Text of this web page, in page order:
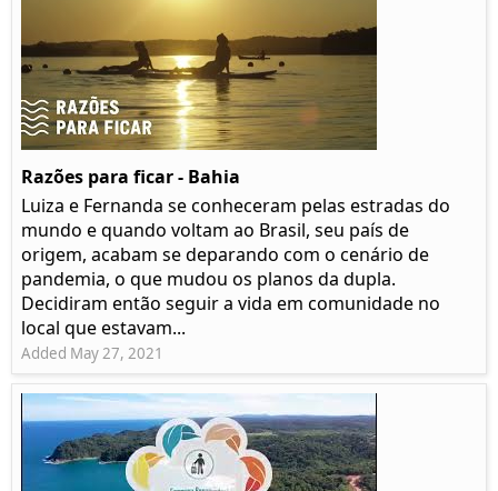
Razões para ficar - Bahia
Luiza e Fernanda se conheceram pelas estradas do
mundo e quando voltam ao Brasil, seu país de
origem, acabam se deparando com o cenário de
pandemia, o que mudou os planos da dupla.
Decidiram então seguir a vida em comunidade no
local que estavam...
Added May 27, 2021